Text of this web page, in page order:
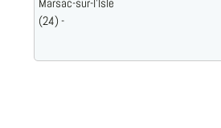
Marsac-sur-l'Isle
(24) -